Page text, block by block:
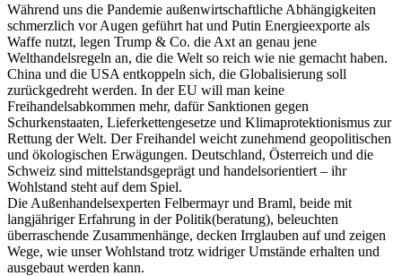
Während uns die Pandemie außenwirtschaftliche Abhängigkeiten
schmerzlich vor Augen geführt hat und Putin Energieexporte als
Waffe nutzt, legen Trump & Co. die Axt an genau jene
Welthandelsregeln an, die die Welt so reich wie nie gemacht haben.
China und die USA entkoppeln sich, die Globalisierung soll
zurückgedreht werden. In der EU will man keine
Freihandelsabkommen mehr, dafür Sanktionen gegen
Schurkenstaaten, Lieferkettengesetze und Klimaprotektionismus zur
Rettung der Welt. Der Freihandel weicht zunehmend geopolitischen
und ökologischen Erwägungen. Deutschland, Österreich und die
Schweiz sind mittelstandsgeprägt und handelsorientiert – ihr
Wohlstand steht auf dem Spiel.
Die Außenhandelsexperten Felbermayr und Braml, beide mit
langjähriger Erfahrung in der Politik(beratung), beleuchten
überraschende Zusammenhänge, decken Irrglauben auf und zeigen
Wege, wie unser Wohlstand trotz widriger Umstände erhalten und
ausgebaut werden kann.